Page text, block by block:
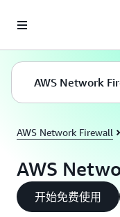
AWS Network
AWS Network Firewall
AWS
开始免费使用